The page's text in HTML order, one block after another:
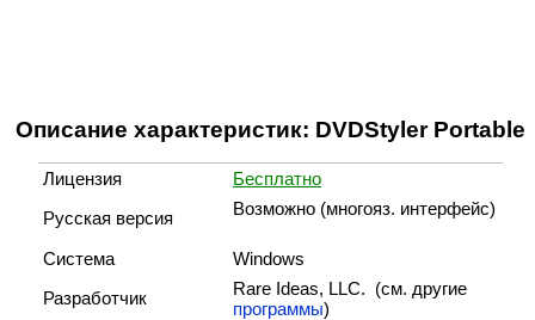
Описание характеристик: DVDStyler Portable
Лицензия
Бесплатно
Русская версия
Возможно (многояз. интерфейс)
Система
Windows
Разработчик
Rare Ideas, LLC. (cм. другие
программы)